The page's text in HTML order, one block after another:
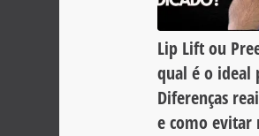
Lip Lift ou
qual é o ideal
Diferenças
e como